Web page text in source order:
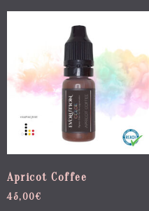
Apricot Coffee
45,00€